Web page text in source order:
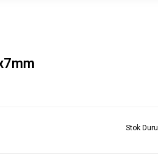
Stok